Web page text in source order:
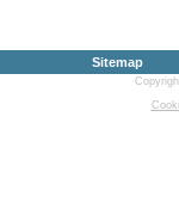
Sitemap